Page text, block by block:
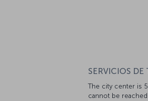
SERVICIOS
The city center is
cannot be